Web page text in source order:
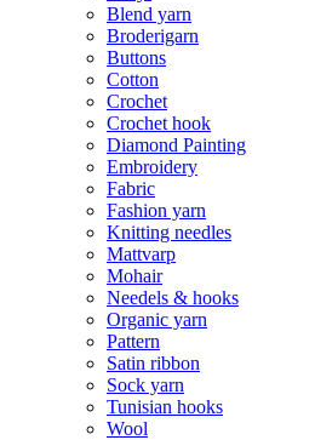
Blend yarn
Broderigarn
Buttons
Cotton
Crochet
Crochet hook
Diamond Painting
Embroidery
Fabric
Fashion yarn
Knitting needles
Mattvarp
Mohair
Needels & hooks
Organic yarn
Pattern
Satin ribbon
Sock yarn
Tunisian hooks
Wool